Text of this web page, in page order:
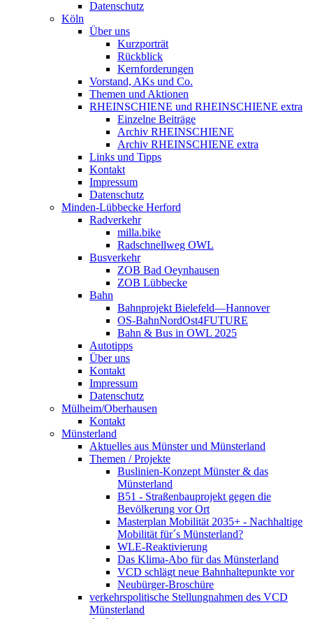
Datenschutz
Köln
Über uns
Kurzporträt
Rückblick
Kernforderungen
Vorstand, AKs und Co.
Themen und Aktionen
RHEINSCHIENE und RHEINSCHIENE extra
Einzelne Beiträge
Archiv RHEINSCHIENE
Archiv RHEINSCHIENE extra
Links und Tipps
Kontakt
Impressum
Datenschutz
Minden-Lübbecke Herford
Radverkehr
milla.bike
Radschnellweg OWL
Busverkehr
ZOB Bad Oeynhausen
ZOB Lübbecke
Bahn
Bahnprojekt Bielefeld—Hannover
OS-BahnNordOst4FUTURE
Bahn & Bus in OWL 2025
Autotipps
Über uns
Kontakt
Impressum
Datenschutz
Mülheim/Oberhausen
Kontakt
Münsterland
Aktuelles aus Münster und Münsterland
Themen / Projekte
Buslinien-Konzept Münster & das
Münsterland
B51 - Straßenbauprojekt gegen die
Bevölkerung vor Ort
Masterplan Mobilität 2035+ - Nachhaltige
Mobilität für´s Münsterland?
WLE-Reaktivierung
Das Klima-Abo für das Münsterland
VCD schlägt neue Bahnhaltepunkte vor
Neubürger-Broschüre
verkehrspolitische Stellungnahmen des VCD
Münsterland